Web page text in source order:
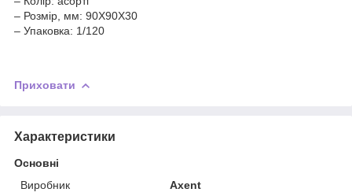
– Розмір, мм: 90Х90Х30
– Упаковка: 1/120
Приховати
Характеристики
Основні
Виробник
Axent